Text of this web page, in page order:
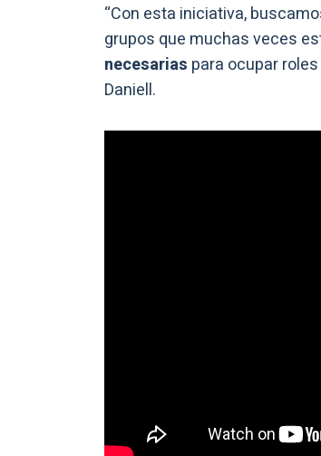
“Con esta iniciativa,
grupos que muchas veces
necesarias para ocupar
Daniell.